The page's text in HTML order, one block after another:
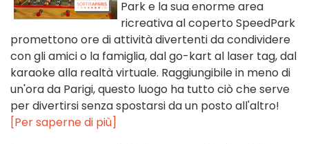
Park e la sua enorme area
ricreativa al coperto SpeedPark
promettono ore di attività divertenti da condividere
con gli amici o la famiglia, dal go-kart al laser tag, dal
karaoke alla realtà virtuale. Raggiungibile in meno di
un'ora da Parigi, questo luogo ha tutto ciò che serve
per divertirsi senza spostarsi da un posto all'altro!
[Per saperne di più]